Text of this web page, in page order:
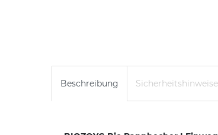
Beschreibung Sicherheitshinweise